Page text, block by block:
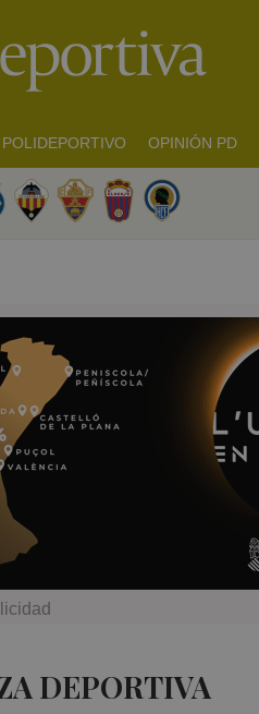
POLIDEPORTIVO OPINIÓN PD
DEPORTIVA